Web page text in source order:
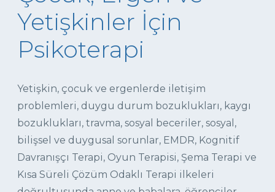
Yetişkinler İçin
Psikoterapi
Yetişkin, çocuk ve ergenlerde iletişim
problemleri, duygu durum bozuklukları, kaygı
bozuklukları, travma, sosyal beceriler, sosyal,
bilişsel ve duygusal sorunlar, EMDR, Kognitif
Davranışçı Terapi, Oyun Terapisi, Şema Terapi ve
Kısa Süreli Çözüm Odaklı Terapi ilkeleri